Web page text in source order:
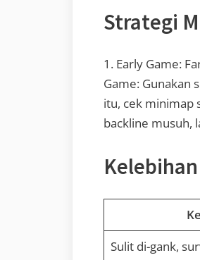
Strategi
1. Early Game:
Game: Gunakan
itu, cek minimap
backline musuh,
Sulit di-gank,